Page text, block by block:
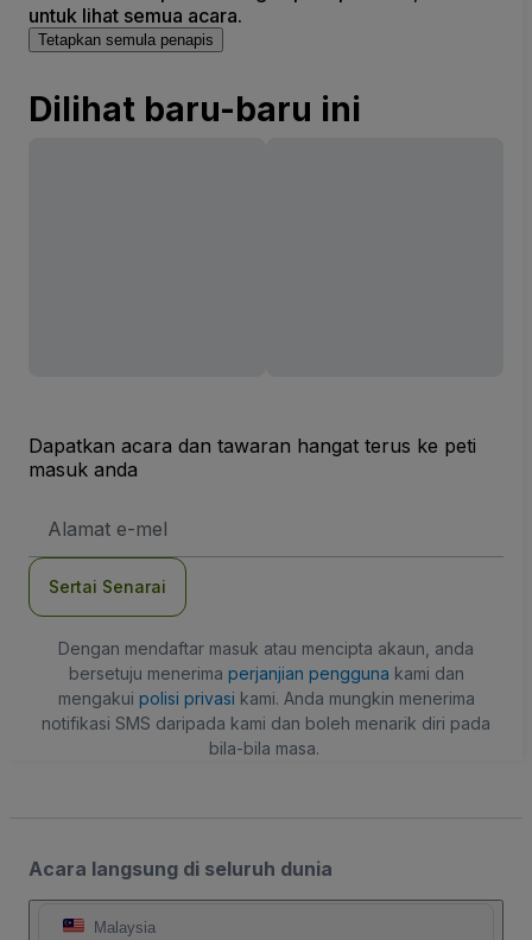
untuk lihat semua acara.
Tetapkan semula penapis
Dilihat baru-baru ini
Dapatkan acara dan tawaran hangat terus ke peti
masuk anda
E-
Sertai Senarai
Dengan mendaftar masuk atau mencipta akaun, anda
bersetuju menerima perjanjian pengguna kami dan
mengakui polisi privasi kami. Anda mungkin menerima
notifikasi SMS daripada kami dan boleh menarik diri pada
bila-bila masa.
Acara langsung di seluruh dunia
Malaysia